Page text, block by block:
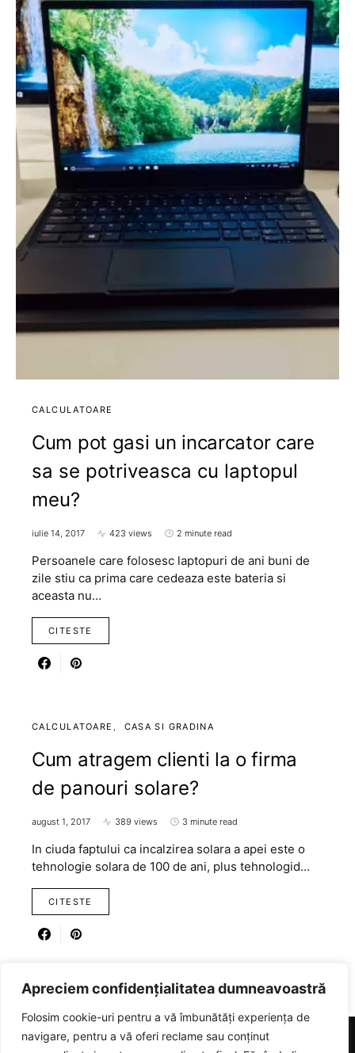
Apreciem confidențialitatea dumneavoastră
Folosim cookie-uri pentru a vă îmbunătăți experiența de
navigare, pentru a vă oferi reclame sau conținut
CALCULATOARE
Cum pot gasi un incarcator care
sa se potriveasca cu laptopul
meu?
iulie 14, 2017 423 views 2 minute read
Persoanele care folosesc laptopuri de ani buni de
zile stiu ca prima care cedeaza este bateria si
aceasta nu…
CITESTE
CALCULATOARE CASA SI GRADINA
Cum atragem clienti la o firma
de panouri solare?
august 1, 2017 389 views 3 minute read
In ciuda faptului ca incalzirea solara a apei este o
tehnologie solara de 100 de ani, plus tehnologid…
CITESTE